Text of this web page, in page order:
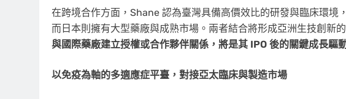
在跨境合作方面，Shane 認為臺灣具備高價效比的研發與臨床環境
而日本則擁有大型藥廠與成熟市場。兩者結合將形成亞洲生技創新
與國際藥廠建立授權或合作夥伴關係，將是其 IPO 後的關鍵成長驅
以免疫為軸的多適應症平臺，對接亞太臨床與製造市場